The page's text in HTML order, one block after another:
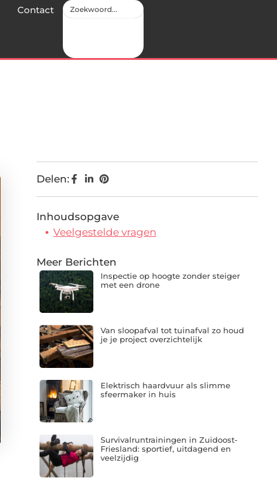
Contact
Delen:
Inhoudsopgave
Veelgestelde vragen
Meer Berichten
Inspectie op hoogte zonder steiger
met een drone
Van sloopafval tot tuinafval zo houd
je je project overzichtelijk
Elektrisch haardvuur als slimme
sfeermaker in huis
Survivalruntrainingen in Zuidoost-
Friesland: sportief, uitdagend en
veelzijdig